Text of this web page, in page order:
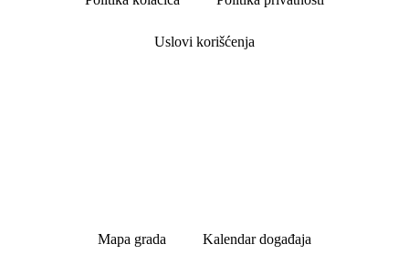
Uslovi korišćenja
Mapa grada Kalendar događaja